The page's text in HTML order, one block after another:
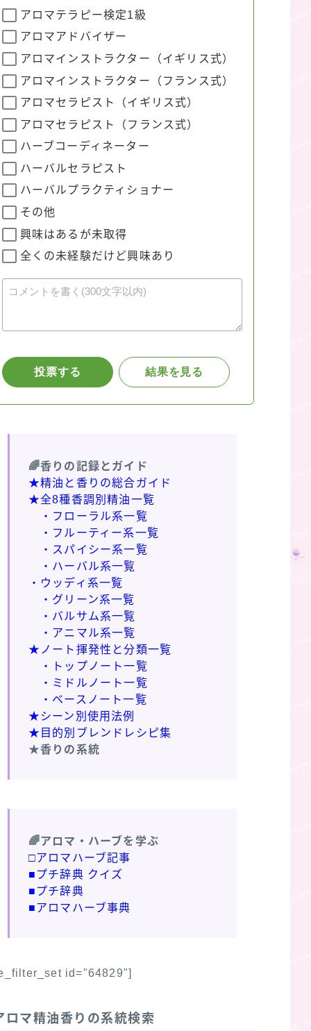
🌈香りの記録とガイド
★精油と香りの総合ガイド
★全8種香調別精油一覧
・フローラル系一覧
・フルーティー系一覧
・スパイシー系一覧
・ハーバル系一覧
・ウッディ系一覧
・グリーン系一覧
・バルサム系一覧
・アニマル系一覧
★ノート揮発性と分類一覧
・トップノート一覧
・ミドルノート一覧
・ベースノート一覧
★シーン別使用法例
★目的別ブレンドレシピ集
★香りの系統
🌈アロマ・ハーブを学ぶ
□アロマハーブ記事
■プチ辞典 クイズ
■プチ辞典
■アロマハーブ事典
id="64829"]
ロマ精油香りの系統検索